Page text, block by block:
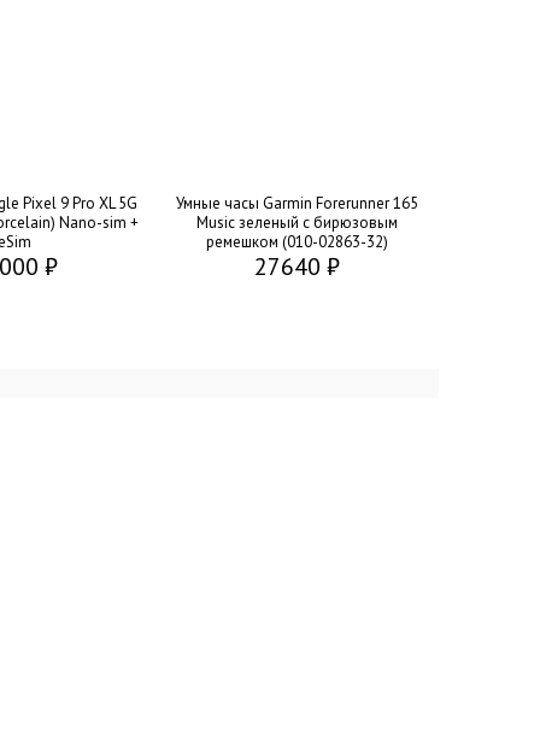
Pixel 9 Pro XL 5G
Nano-sim +
₽
Умные часы Garmin Forerunner 165
Music зеленый c бирюзовым
ремешком (010-02863-32)
27640 ₽